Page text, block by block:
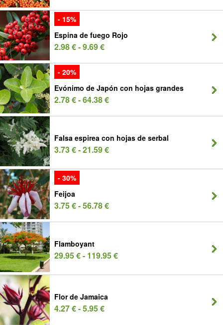
- 15%
Espina de fuego Rojo
2.98 € - 9.69 €
- 20%
Evónimo de Japón con hojas grandes
2.78 € - 64.38 €
Falsa espirea con hojas de serbal
3.73 € - 21.59 €
- 30%
Feijoa
3.75 € - 56.78 €
Flamboyant
29.95 € - 119.95 €
Flor de Jamaica
4.27 € - 5.95 €